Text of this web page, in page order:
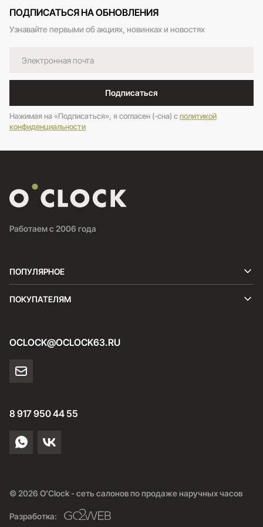
ПОДПИСАТЬСЯ НА ОБНОВЛЕНИЯ
Узнавайте первыми об акциях, новинках и новостях
Подписаться
Нажимая на «Подписаться», я согласен (-сна) cполитикой
конфиденциальности
Работаем с 2006 года
ПОПУЛЯРНОЕ
ПОКУПАТЕЛЯМ
OCLOCK@OCLOCK63.RU
8 917 950 44 55
© 2026 O'Clock - сеть салонов по продаже наручных часов
Разработка: